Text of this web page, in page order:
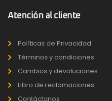
Atención al cliente
Políticas de Privacidad
Términos y condiciones
Cambios y devoluciones
Libro de reclamaciones
Contáctanos